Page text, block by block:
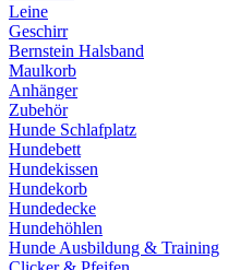
Leine
Geschirr
Bernstein Halsband
Maulkorb
Anhänger
Zubehör
Hunde Schlafplatz
Hundebett
Hundekissen
Hundekorb
Hundedecke
Hundehöhlen
Hunde Ausbildung & Training